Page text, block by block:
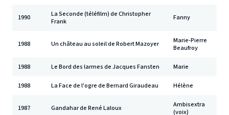
1990
La Seconde (téléfilm) de Christopher
Frank
Fanny
1988 Un château au soleil de Robert Mazoyer
Marie-Pierre
Beaufroy
1988 Le Bord des larmes de Jacques Fansten Marie
1988 La Face de l'ogre de Bernard Giraudeau Hélène
1987 Gandahar de René Laloux
Ambisextra
(voix)